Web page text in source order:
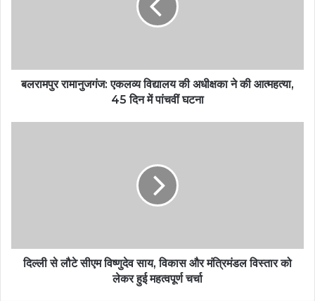
बलरामपुर रामानुजगंज: एकलव्य विद्यालय की अधीक्षका ने की आत्महत्या,
45 दिन में पांचवीं घटना
दिल्ली से लौटे सीएम विष्णुदेव साय, विकास और मंत्रिमंडल विस्तार को
लेकर हुई महत्वपूर्ण चर्चा